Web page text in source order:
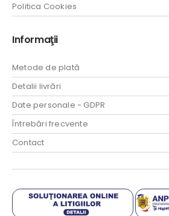
Politica Cookies
Informaţii
Metode de plată
Detalii livrări
Date personale - GDPR
Întrebări frecvente
Contact